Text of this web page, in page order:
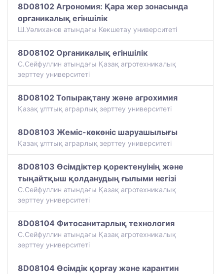
8D08102 Агрономия: Қара жер зонасында
органикалық егіншілік
Ш.Уәлиханов атындағы Көкшетау университетi
8D08102 Органикалық егіншілік
С.Сейфуллин атындағы Қазақ агротехникалық
зерттеу университеті
8D08102 Топырақтану және агрохимия
Қазақ ұлттық аграрлық зерттеу университеті
8D08103 Жеміс-көкөніс шаруашылығы
Қазақ ұлттық аграрлық зерттеу университеті
8D08103 Өсімдіктер қоректенуінің және
тыңайтқыш қолданудың ғылыми негізі
С.Сейфуллин атындағы Қазақ агротехникалық
зерттеу университеті
8D08104 Фитосанитарлық технология
С.Сейфуллин атындағы Қазақ агротехникалық
зерттеу университеті
8D08104 Өсімдік қорғау және карантин